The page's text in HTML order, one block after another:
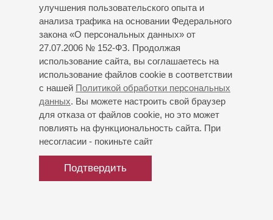
улучшения пользовательского опыта и
анализа трафика на основании Федерального
закона «О персональных данных» от
27.07.2006 № 152-ФЗ. Продолжая
использование сайта, вы соглашаетесь на
использование файлов cookie в соответствии
с нашей Политикой обработки персональных
данных. Вы можете настроить свой браузер
для отказа от файлов cookie, но это может
повлиять на функциональность сайта. При
несогласии - покиньте сайт
Подтвердить